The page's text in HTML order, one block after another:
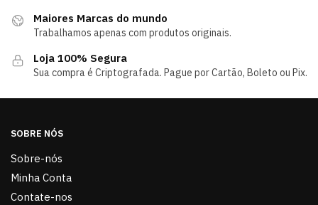
Maiores Marcas do mundo
Trabalhamos apenas com produtos originais.
Loja 100% Segura
Sua compra é Criptografada. Pague por Cartão, Boleto ou Pix.
SOBRE NÓS
Sobre-nós
Minha Conta
Contate-nos